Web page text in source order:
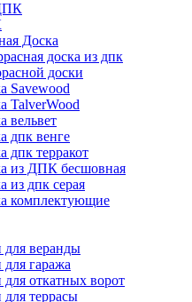
Доска
доска из дпк
доски
Savewood
TalverWood
вельвет
дпк венге
дпк терракот
из ДПК бесшовная
из дпк серая
комплектующие
веранды
гаража
откатных ворот
террасы